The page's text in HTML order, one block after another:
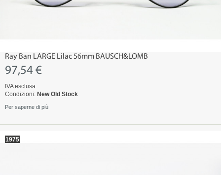
Ray Ban LARGE Lilac 56mm BAUSCH&LOMB
97,54 €
IVA esclusa
Condizioni: New Old Stock
Per saperne di più
1975